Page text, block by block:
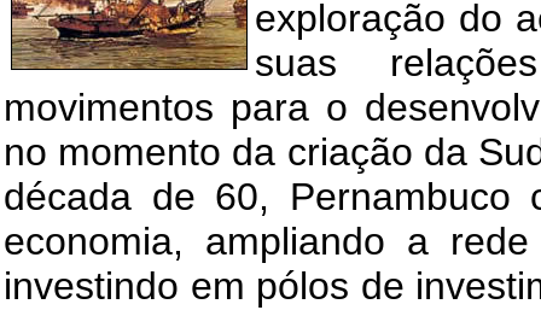
exploração do
suas
movimentos para o
no momento da criação da
década de 60, Pernambuco
economia, ampliando a
investindo em pólos de